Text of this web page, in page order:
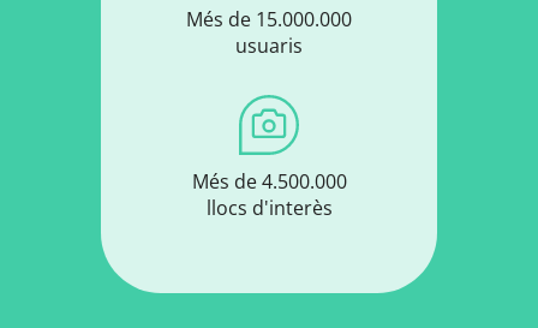
Més de 15.000.000
usuaris
Més de 4.500.000
llocs d'interès